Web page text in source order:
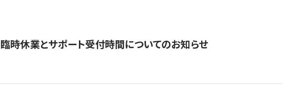
臨時休業とサポート受付時間についてのお知らせ